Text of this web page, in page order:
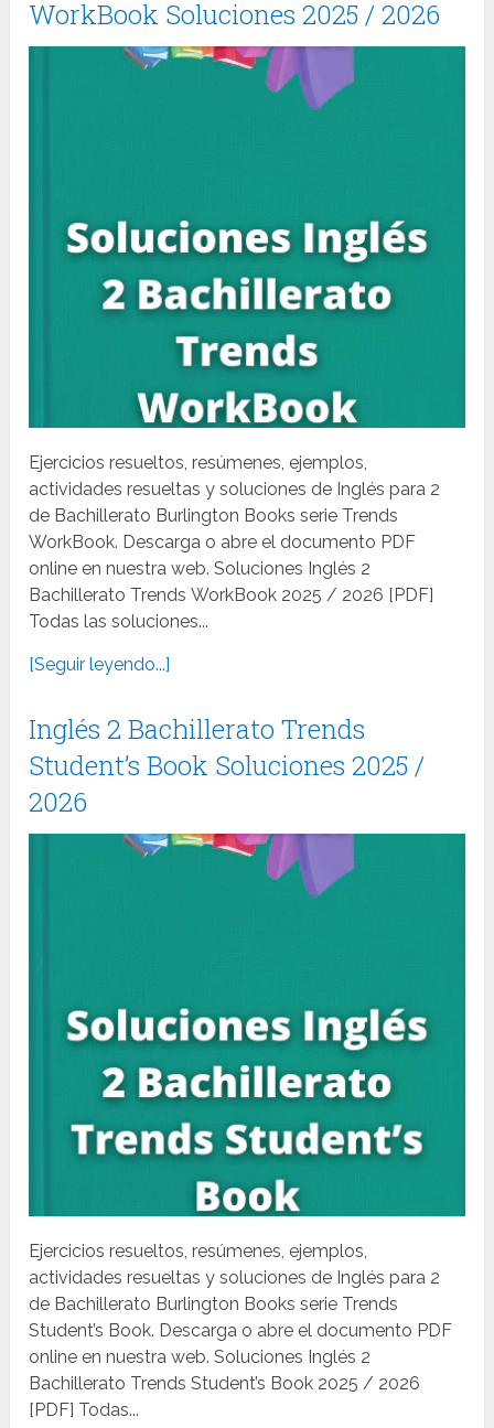
WorkBook Soluciones 2025 / 2026
Ejercicios resueltos, resúmenes, ejemplos,
actividades resueltas y soluciones de Inglés para 2
de Bachillerato Burlington Books serie Trends
WorkBook. Descarga o abre el documento PDF
online en nuestra web. Soluciones Inglés 2
Bachillerato Trends WorkBook 2025 / 2026 [PDF]
Todas las soluciones...
[Seguir leyendo...]
Inglés 2 Bachillerato Trends
Student’s Book Soluciones 2025 /
2026
Ejercicios resueltos, resúmenes, ejemplos,
actividades resueltas y soluciones de Inglés para 2
de Bachillerato Burlington Books serie Trends
Student’s Book. Descarga o abre el documento PDF
online en nuestra web. Soluciones Inglés 2
Bachillerato Trends Student’s Book 2025 / 2026
[PDF] Todas...